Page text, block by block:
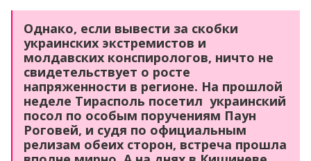
Однако, если вывести за скобки
украинских экстремистов и
молдавских конспирологов, ничто не
свидетельствует о росте
напряженности в регионе. На прошлой
неделе Тирасполь посетил украинский
посол по особым поручениям Паун
Роговей, и судя по официальным
релизам обеих сторон, встреча прошла